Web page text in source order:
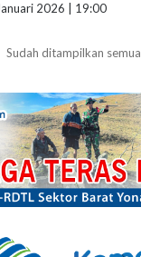
2026 | 19:00
Sudah ditampilkan semua